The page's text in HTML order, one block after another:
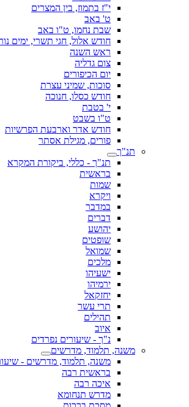
י"ז בתמוז, בין המצרים
ט' באב
שבת נחמו, ט"ו באב
חודש אלול, חגי תשרי, ימים
ראש השנה
צום גדליה
יום הכיפורים
סוכות, שמיני עצרת
חודש כסלו, חנוכה
י' בטבת
ט"ו בשבט
חודש אדר וארבעת הפרשיות
פורים, מגילת אסתר
תנ"ך
תנ"ך - כללי, ביקורת המקרא
בראשית
שמות
ויקרא
במדבר
דברים
יהושע
שופטים
שמואל
מלכים
ישעיהו
ירמיהו
יחזקאל
תרי עשר
תהילים
איוב
נ"ך - שיעורים נפרדים
משנה, תלמוד, מדרשים
משנה, תלמוד, מדרשים -
בראשית רבה
איכה רבה
מדרש תנחומא